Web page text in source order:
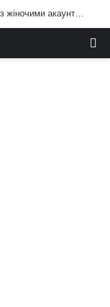
Спецслужби РФ вигадали нову схему з жіночими акаунтами в Україні: як виманюють військових